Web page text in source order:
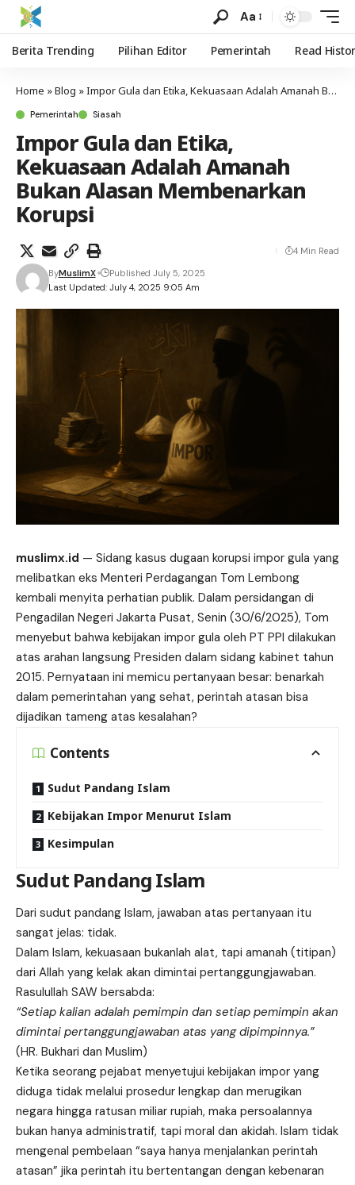
Aa
Berita Trending Pilihan Editor Pemerintah Read
Home »Blog »Impor Gula dan Etika, Kekuasaan Adalah Amanah Bukan Alasan Membenarkan Korupsi
Pemerintah Siasah
Impor Gula dan Etika,
Kekuasaan Adalah Amanah
Bukan Alasan Membenarkan
Korupsi
Last Updated: July 4, 2025 9:05 Am
ByMuslimX Published July 5, 2025
4 Min Read
muslimx.id — Sidang kasus dugaan korupsi impor gula yang
melibatkan eks Menteri Perdagangan Tom Lembong
kembali menyita perhatian publik. Dalam persidangan di
Pengadilan Negeri Jakarta Pusat, Senin (30/6/2025), Tom
menyebut bahwa kebijakan impor gula oleh PT PPI dilakukan
atas arahan langsung Presiden dalam sidang kabinet tahun
2015. Pernyataan ini memicu pertanyaan besar: benarkah
dalam pemerintahan yang sehat, perintah atasan bisa
dijadikan tameng atas kesalahan?
Contents
Sudut Pandang Islam
Kebijakan Impor Menurut Islam
Kesimpulan
Sudut Pandang Islam
Dari sudut pandang Islam, jawaban atas pertanyaan itu
sangat jelas: tidak.
Dalam Islam, kekuasaan bukanlah alat, tapi amanah (titipan)
dari Allah yang kelak akan dimintai pertanggungjawaban.
Rasulullah SAW bersabda:
“Setiap kalian adalah pemimpin dan setiap pemimpin akan
dimintai pertanggungjawaban atas yang dipimpinnya.”
(HR. Bukhari dan Muslim)
Ketika seorang pejabat menyetujui kebijakan impor yang
diduga tidak melalui prosedur lengkap dan merugikan
negara hingga ratusan miliar rupiah, maka persoalannya
bukan hanya administratif, tapi moral dan akidah. Islam tidak
mengenal pembelaan “saya hanya menjalankan perintah
atasan” jika perintah itu bertentangan dengan kebenaran